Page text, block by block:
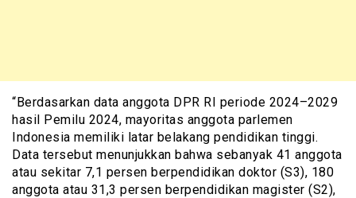
“Berdasarkan data anggota DPR RI periode 2024–2029
hasil Pemilu 2024, mayoritas anggota parlemen
Indonesia memiliki latar belakang pendidikan tinggi.
Data tersebut menunjukkan bahwa sebanyak 41 anggota
atau sekitar 7,1 persen berpendidikan doktor (S3), 180
anggota atau 31,3 persen berpendidikan magister (S2),